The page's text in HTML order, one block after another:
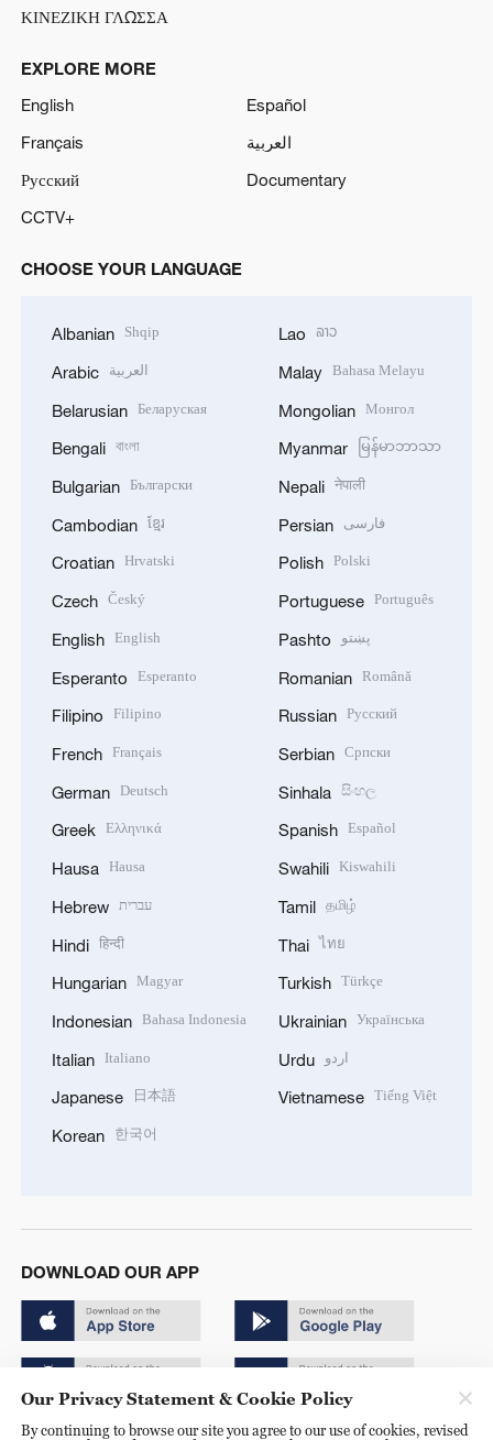
ΚΙΝΕΖΙΚΗ ΓΛΩΣΣΑ
EXPLORE MORE
English
Español
Français
العربية
Русский
Documentary
CCTV+
CHOOSE YOUR LANGUAGE
Albanian Shqip
Arabic العربية
Belarusian Беларуская
Bengali বাংলা
Bulgarian Български
Cambodian ខ្មែរ
Croatian Hrvatski
Czech Český
English English
Esperanto Esperanto
Filipino Filipino
French Français
German Deutsch
Greek Ελληνικά
Hausa Hausa
Hebrew עברית
Hindi हिन्दी
Hungarian Magyar
Indonesian Bahasa Indonesia
Italian Italiano
Japanese 日本語
Korean 한국어
Lao ລາວ
Malay Bahasa Melayu
Mongolian Монгол
Myanmar မြန်မာဘာသာ
Nepali नेपाली
Persian فارسی
Polish Polski
Portuguese Português
Pashto پښتو
Romanian Română
Russian Русский
Serbian Српски
Sinhala සිංහල
Spanish Español
Swahili Kiswahili
Tamil தமிழ்
Thai ไทย
Turkish Türkçe
Ukrainian Українська
Urdu اردو
Vietnamese Tiếng Việt
DOWNLOAD OUR APP
Copyright © 2024 CGTN.
Our Privacy Statement & Cookie Policy
By continuing to browse our site you agree to our use of cookies, revised